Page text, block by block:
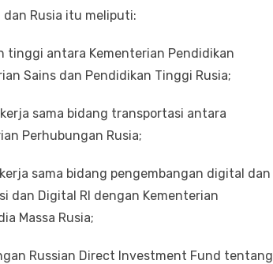
dan Rusia itu meliputi:
tinggi antara Kementerian Pendidikan
Sains dan Pendidikan Tinggi Rusia;
sama bidang transportasi antara
Perhubungan Rusia;
sama bidang pengembangan digital dan
dan Digital RI dengan Kementerian
Massa Rusia;
Russian Direct Investment Fund tentang